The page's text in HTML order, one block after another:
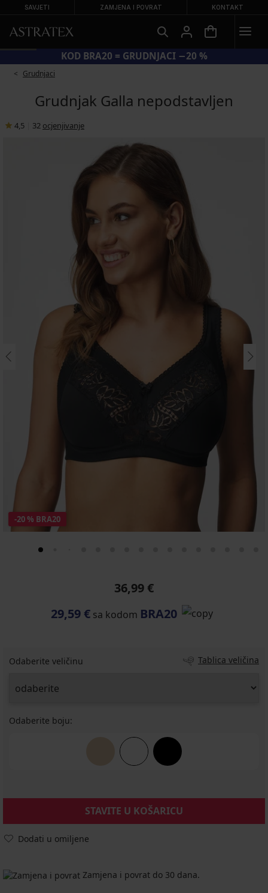
SAVJETI ZAMJENA I POVRAT KONTAKT
KOD BRA20 = GRUDNJACI −20 %
Grudnjaci
Grudnjak Galla nepodstavljen
4,5 32 ocjenjivanje
-20 % BRA20
36,99 €
29,59 €sa kodom BRA20
Odaberite veličinu Tablica veličina
Odaberite boju:
STAVITE U KOŠARICU
Dodati u omiljene
Zamjena i povrat do 30 dana.